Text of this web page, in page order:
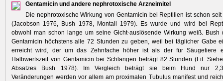
Gentamicin und andere nephrotoxische Arzneimitel
Die nephrotoxische Wirkung von Gentamicin bei Reptilien ist schon
(Jacobson 1976, Bush 1978, Montali 1979). Es wurde und wird bei
obwohl man schon lange um seine Gicht-auslösende Wirkung weiß. Bush
Gentamicin höchstens alle 72 Stunden zu geben, weil bei täglicher Gabe
erreicht wird, der um das Zehnfache höher ist als der für Säugetiere
Halbwertszeit von Gentamicin bei Schlangen beträgt 82 Stunden (Lit.
Absatzes Bush 1978). Im Vergleich beträgt sie beim Hund nur
Veränderungen werden vor allem am proximalen Tubulus manifest und